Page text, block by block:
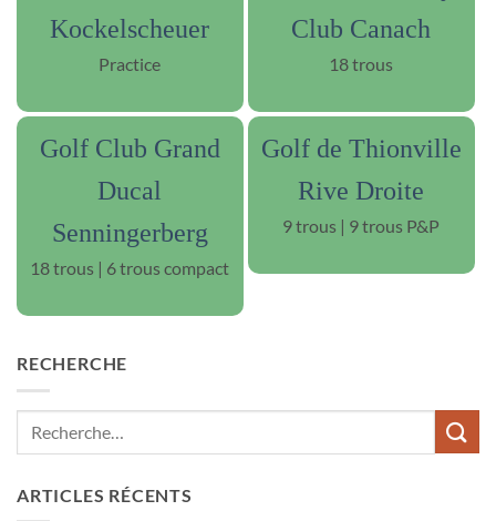
Kockelscheuer
Practice
Club Canach
18 trous
Golf Club Grand
Ducal
Senningerberg
18 trous | 6 trous compact
Golf de Thionville
Rive Droite
9 trous | 9 trous P&P
RECHERCHE
ARTICLES RÉCENTS